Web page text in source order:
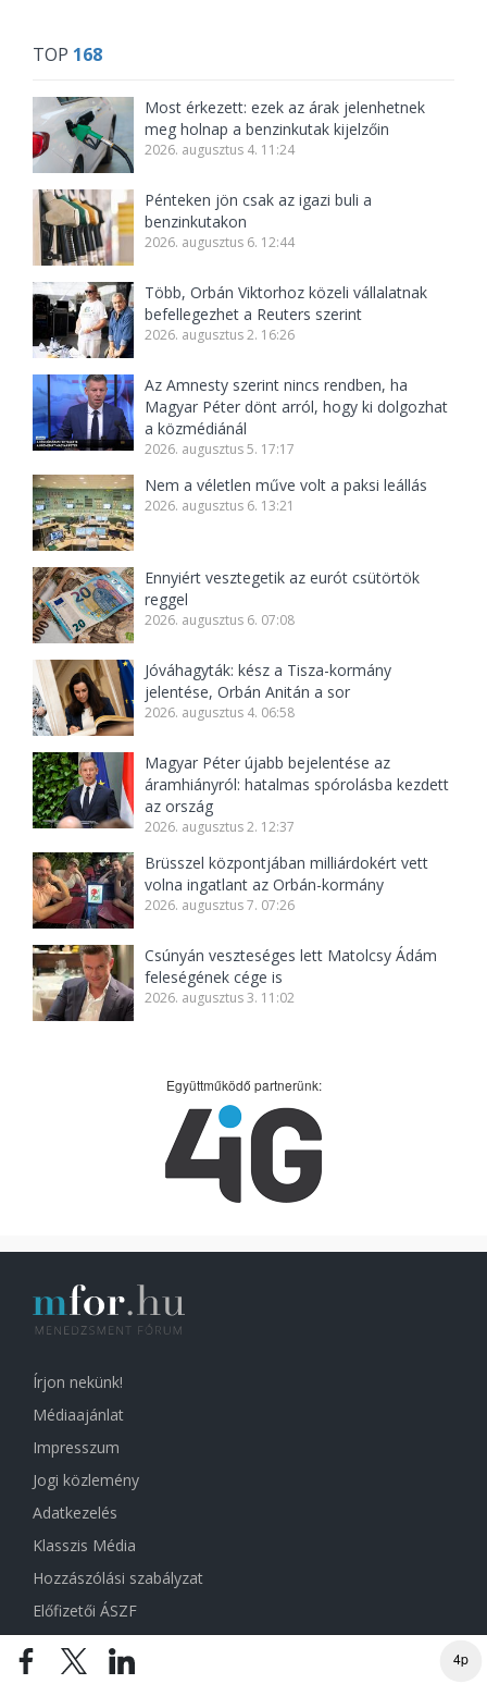
4p
TOP 168
Most érkezett: ezek az árak jelenhetnek
meg holnap a benzinkutak kijelzőin
2026. augusztus 4. 11:24
Pénteken jön csak az igazi buli a
benzinkutakon
2026. augusztus 6. 12:44
Több, Orbán Viktorhoz közeli vállalatnak
befellegezhet a Reuters szerint
2026. augusztus 2. 16:26
Az Amnesty szerint nincs rendben, ha
Magyar Péter dönt arról, hogy ki dolgozhat
a közmédiánál
2026. augusztus 5. 17:17
Nem a véletlen műve volt a paksi leállás
2026. augusztus 6. 13:21
Ennyiért vesztegetik az eurót csütörtök
reggel
2026. augusztus 6. 07:08
Jóváhagyták: kész a Tisza-kormány
jelentése, Orbán Anitán a sor
2026. augusztus 4. 06:58
Magyar Péter újabb bejelentése az
áramhiányról: hatalmas spórolásba kezdett
az ország
2026. augusztus 2. 12:37
Brüsszel központjában milliárdokért vett
volna ingatlant az Orbán-kormány
2026. augusztus 7. 07:26
Csúnyán veszteséges lett Matolcsy Ádám
feleségének cége is
2026. augusztus 3. 11:02
Együttműködő partnerünk:
Írjon nekünk!
Médiaajánlat
Impresszum
Jogi közlemény
Adatkezelés
Klasszis Média
Hozzászólási szabályzat
Előfizetői ÁSZF
Sütibeállítások